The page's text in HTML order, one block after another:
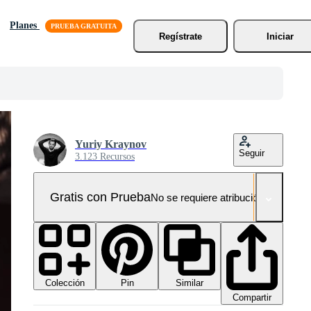
Planes
Regístrate
Iniciar
Yuriy Kraynov
3.123 Recursos Seguir
Gratis con PruebaNo se requiere atribución!
Colección Pin
Similar
Compartir